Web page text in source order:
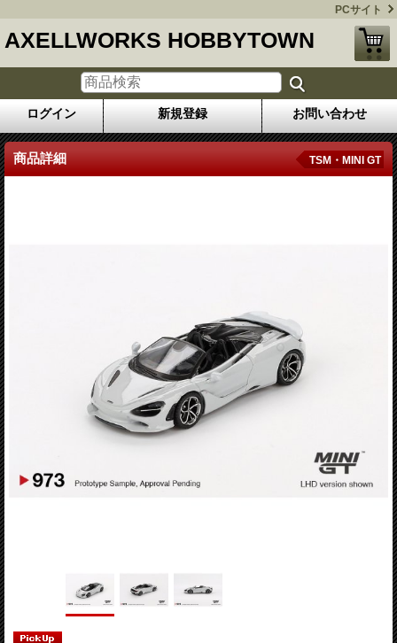
PCサイト
AXELLWORKS HOBBYTOWN
ログイン 新規登録 お問い合わせ
商品詳細 TSM・MINI GT